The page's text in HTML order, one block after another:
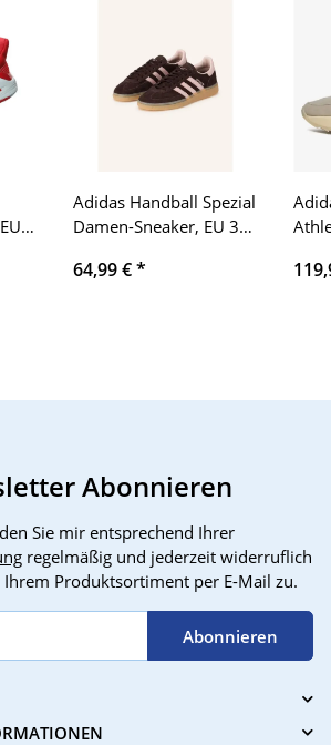
Adidas Handball Spezial
Damen-Sneaker, EU 38,
Pink/Gum, IH1507
64,99 €*
Abonnieren
Sie mir entsprechend Ihrer
regelmäßig und jederzeit widerruflich
Produktsortiment per E-Mail zu.
Abonnieren